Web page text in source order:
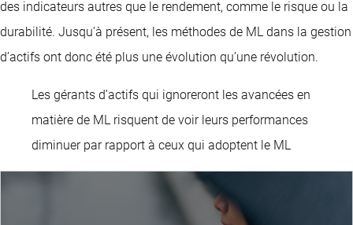
des indicateurs autres que le rendement, comme le risque ou la
durabilité. Jusqu’à présent, les méthodes de ML dans la gestion
d’actifs ont donc été plus une évolution qu’une révolution.
Les gérants d’actifs qui ignoreront les avancées en
matière de ML risquent de voir leurs performances
diminuer par rapport à ceux qui adoptent le ML